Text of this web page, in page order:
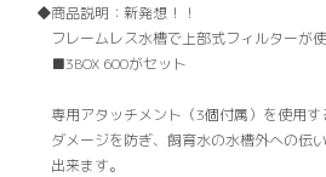
商品説明： 新発想！！
フレームレス水槽で上部式フィルターが
■3BOX 600がセット
専用アタッチメント（3個付属）を使用
ダメージを防ぎ、飼育水の水槽外への伝
出来ます。